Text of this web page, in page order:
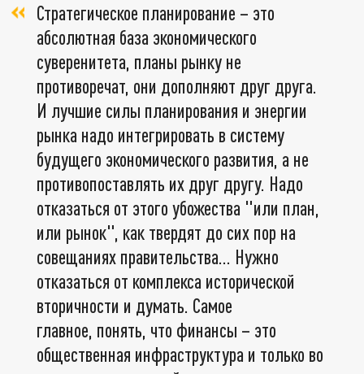
Стратегическое планирование – это
абсолютная база экономического
суверенитета, планы рынку не
противоречат, они дополняют друг друга.
И лучшие силы планирования и энергии
рынка надо интегрировать в систему
будущего экономического развития, а не
противопоставлять их друг другу. Надо
отказаться от этого убожества "или план,
или рынок", как твердят до сих пор на
совещаниях правительства... Нужно
отказаться от комплекса исторической
вторичности и думать. Самое
главное, понять, что финансы – это
общественная инфраструктура и только во